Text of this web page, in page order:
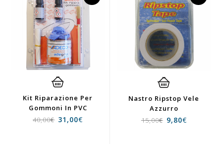
Kit Riparazione Per
Gommoni In PVC
40,00€ 31,00€
Nastro Ripstop Vele
Azzurro
15,00€ 9,80€